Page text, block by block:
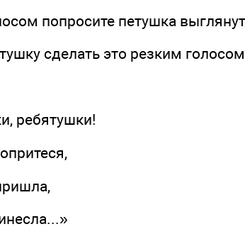
попросите петушка
сделать это резким
ребятушки!